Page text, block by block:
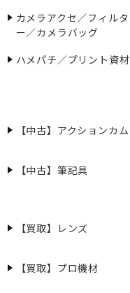
カメラアクセ／フィルタ
ー／カメラバッグ
ハメパチ／プリント資材
【中古】アクションカム
【中古】筆記具
【買取】レンズ
【買取】プロ機材